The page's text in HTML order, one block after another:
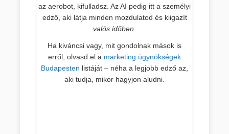
az aerobot, kifulladsz. Az AI pedig itt a személyi
edző, aki látja minden mozdulatod és kiigazít
valós időben
Ha kiváncsi vagy, mit gondolnak mások is
erről, olvasd el a marketing ügynökségek
Budapesten listáját – néha a legjobb edző az,
aki tudja, mikor hagyjon aludni.